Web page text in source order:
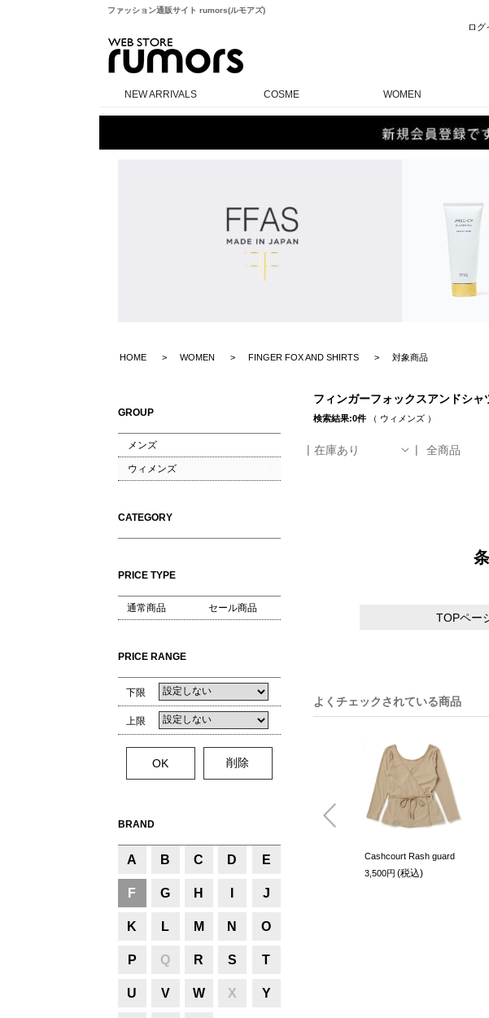
ファッション通販サイト rumors(ルモアズ)
ログ
NEW ARRIVALS COSME WOMEN
HOME WOMEN FINGER FOX AND SHIRTS 対象商品
GROUP
メンズ
ウィメンズ
CATEGORY
PRICE TYPE
通常商品 セール商品
PRICE RANGE
下限
上限
BRAND
A B C D E
F G H J
K L M N O
P Q R S T
U V W X Y
フィンガーフォックスアンドシ
検索結果:0件（ ウィメンズ）
在庫あり 全商品
TOPペー
よくチェックされている商品
Cashcourt Rash guard
3,500円 (税込)